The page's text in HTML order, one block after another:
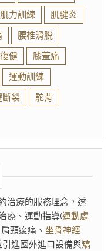
肌力訓練
肌腱炎
腰椎滑脫
健
膝蓋痛
運動訓練
斷裂
駝背
治療的服務理念，透
療、運動指導(運動處
頸痠痛、 坐骨神經
引進國外進口設備與矯